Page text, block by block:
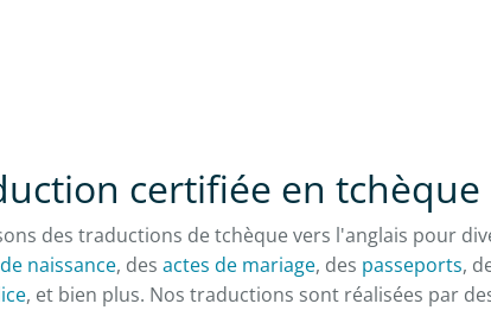
certifiée en tchèque
des traductions de tchèque vers l'anglais pour
naissance, des actes de mariage, des passeports,
, et bien plus. Nos traductions sont réalisées par